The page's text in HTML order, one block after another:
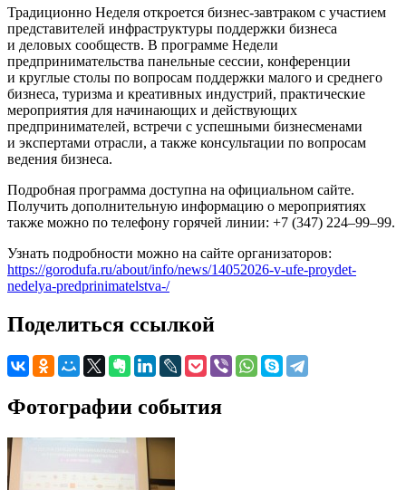
Традиционно Неделя откроется бизнес-завтраком с участием
представителей инфраструктуры поддержки бизнеса
и деловых сообществ. В программе Недели
предпринимательства панельные сессии, конференции
и круглые столы по вопросам поддержки малого и среднего
бизнеса, туризма и креативных индустрий, практические
мероприятия для начинающих и действующих
предпринимателей, встречи с успешными бизнесменами
и экспертами отрасли, а также консультации по вопросам
ведения бизнеса.
Подробная программа доступна на официальном сайте.
Получить дополнительную информацию о мероприятиях
также можно по телефону горячей линии: +7 (347) 224–99–99.
Узнать подробности можно на сайте организаторов:
https://gorodufa.ru/about/info/news/14052026-v-ufe-proydet-
nedelya-predprinimatelstva-/
Поделиться ссылкой
Фотографии события